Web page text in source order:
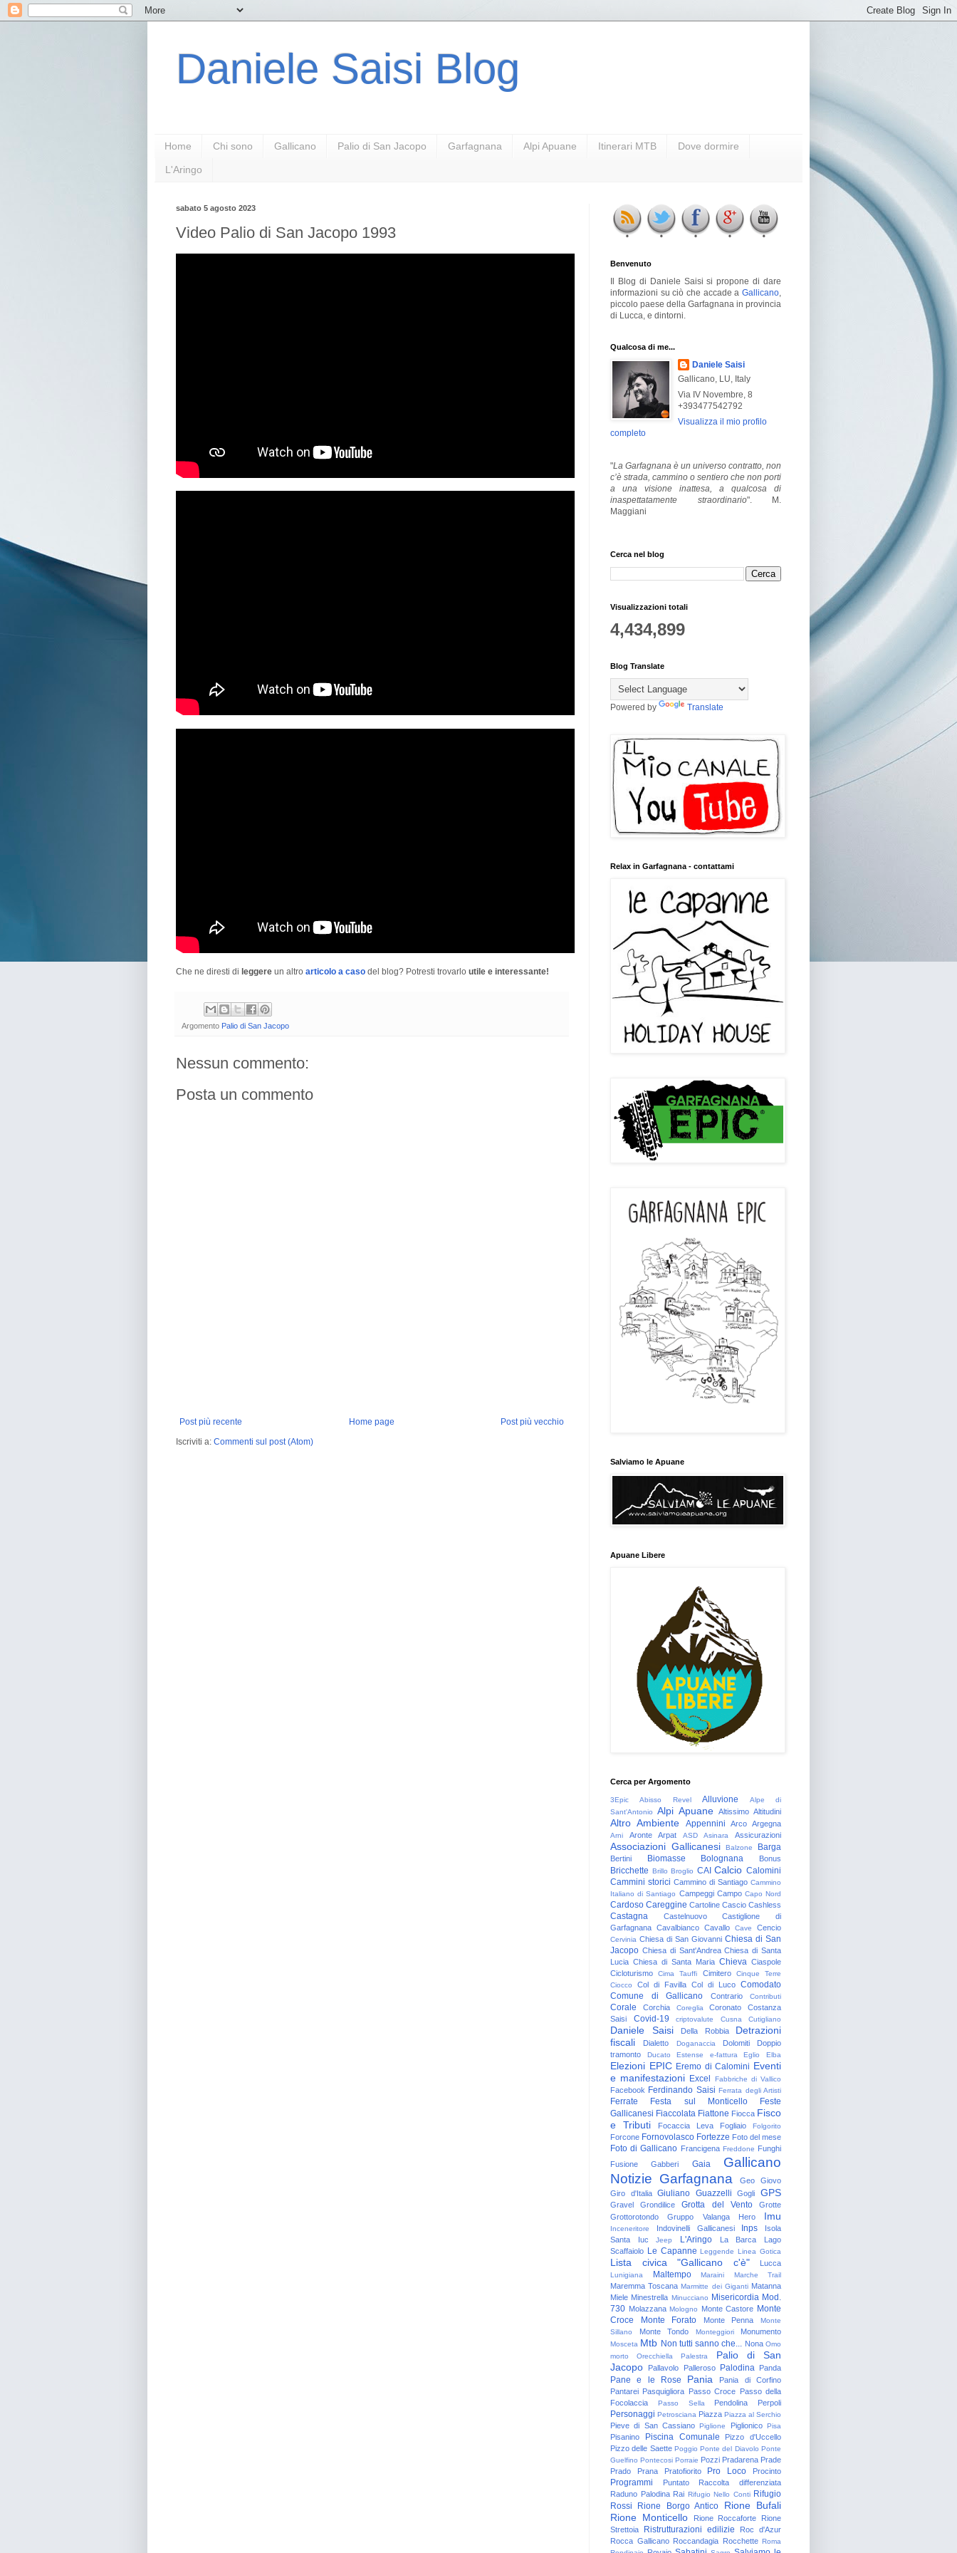
Daniele Saisi Blog
Home Chi sono Gallicano Palio di San Jacopo Garfagnana Alpi Apuane Itinerari MTB Dove dormire
L'Aringo
sabato 5 agosto 2023
Video Palio di San Jacopo 1993
Che ne diresti di leggere un altro articolo a caso del blog? Potresti trovarlo utile e interessante!
Argomento Palio di San Jacopo
Nessun commento:
Posta un commento
Post più recente Post più vecchio
Home page
Iscriviti a: Commenti sul post (Atom)
Benvenuto
Il Blog di Daniele Saisi si propone di dare
informazioni su ciò che accade a Gallicano
piccolo paese della Garfagnana in provincia
di Lucca, e dintorni.
Qualcosa di me...
Daniele Saisi
Gallicano, LU, Italy
Via IV Novembre, 8
+393477542792
Visualizza il mio profilo
completo
"La Garfagnana è un universo contratto, non
c’è strada, cammino o sentiero che non porti
a una visione inattesa, a qualcosa di
inaspettatamente straordinario". M.
Maggiani
Cerca nel blog
Visualizzazioni totali
4,434,899
Blog Translate
Powered by Translate
Relax in Garfagnana - contattami
Salviamo le Apuane
Apuane Libere
Cerca per Argomento
3Epic Abisso Revel Alluvione
Alpe di
Sant'Antonio
Alpi Apuane Altissimo Altitudini
Altro Ambiente Appennini Arco Argegna
Arni Aronte Arpat ASD Asinara Assicurazioni
Associazioni Gallicanesi Balzone Barga
Bertini Biomasse Bolognana Bonus
Bricchette Brillo Broglio CAI Calcio Calomini
Cammini storici Cammino di Santiago Cammino
Italiano di Santiago Campeggi Campo Capo Nord
Cardoso Careggine Cartoline Cascio Cashless
Castagna Castelnuovo
Castiglione di
Garfagnana Cavalbianco Cavallo Cave Cencio
Cervinia Chiesa di San Giovanni Chiesa di San
Jacopo Chiesa di Sant'Andrea Chiesa di Santa
Lucia Chiesa di Santa Maria Chieva Ciaspole
Cicloturismo
Cima Tauffi Cimitero
Cinque Terre
Ciocco
Col di Favilla Col di Luco Comodato
Comune di Gallicano
Contrario Contributi
Corale Corchia Coreglia Coronato
Costanza
Saisi
Covid-19 criptovalute Cusna Cutigliano
Daniele Saisi Della Robbia
Detrazioni
fiscali
Dialetto Doganaccia Dolomiti
Doppio
tramonto
Ducato Estense e-fattura Eglio Elba
Elezioni EPIC Eremo di Calomini Eventi
e manifestazioni Excel Fabbriche di Vallico
Facebook Ferdinando Saisi Ferrata degli Artisti
Ferrate Festa sul Monticello
Feste
Gallicanesi Fiaccolata Fiattone Fiocca Fisco
e Tributi
Focaccia Leva Fogliaio Folgorito
Forcone Fornovolasco Fortezze Foto del mese
Foto di Gallicano Francigena Freddone Funghi
Fusione
Gabberi Gaia
Gallicano
Notizie Garfagnana Geo
Giovo
Giro d'Italia
Giuliano Guazzelli Gogli GPS
Gravel Grondilice Grotta del Vento
Grotte
Grottorotondo
Gruppo Valanga Hero Imu
Inceneritore Indovinelli Gallicanesi Inps
Isola
Santa
Iuc Jeep L'Aringo La Barca
Lago
Scaffaiolo Le Capanne Leggende Linea Gotica
Lista civica "Gallicano c'è" Lucca
Lunigiana Maltempo Maraini Marche Trail
Maremma Toscana Marmitte dei Giganti Matanna
Miele Minestrella Minucciano Misericordia Mod.
730 Molazzana Mologno Monte Castore Monte
Croce
Monte Forato Monte Penna
Monte
Sillano
Monte Tondo Monteggiori Monumento
Mosceta Mtb Non tutti sanno che... Nona Omo
morto
Orecchiella Palestra
Palio di San
Jacopo
Pallavolo Palleroso Palodina Panda
Pane e le Rose Pania
Pania di Corfino
Pantarei Pasquigliora Passo Croce Passo della
Focolaccia
Passo Sella Pendolina Perpoli
Personaggi Petrosciana Piazza Piazza al Serchio
Pieve di San Cassiano Piglione Piglionico Pisa
Pisanino Piscina Comunale
Pizzo d'Uccello
Pizzo delle Saette Poggio Ponte del Diavolo Ponte
Guelfino Pontecosi Porraie Pozzi Pradarena Prade
Prado
Prana Pratofiorito Pro Loco Procinto
Programmi Puntato
Raccolta differenziata
Raduno Palodina Rai Rifugio Nello Conti Rifugio
Rossi
Rione Borgo Antico
Rione Bufali
Rione Monticello
Rione Roccaforte
Rione
Strettoia
Ristrutturazioni edilizie
Roc d'Azur
Rocca Gallicano Roccandagia Rocchette Roma